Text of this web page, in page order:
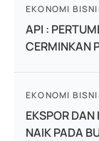
EKONOMI
API :
CERMINKAN
EKONOMI
EKSPOR
NAIK PADA